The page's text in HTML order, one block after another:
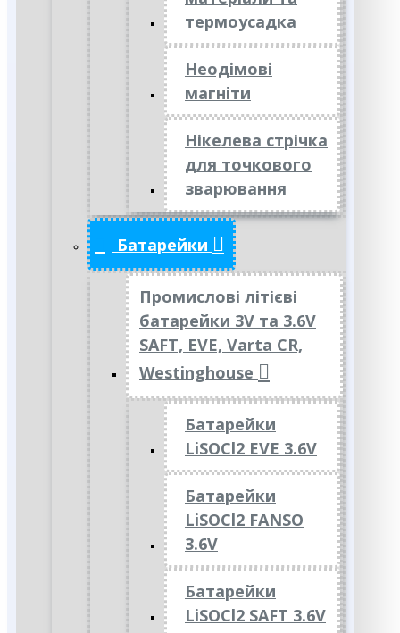
термоусадка
Неодімові
магніти
Нікелева стрічка
для точкового
зварювання
Батарейки
Промислові літієві
батарейки 3V та 3.6V
SAFT, EVE, Varta CR,
Westinghouse
Батарейки
LiSOCl2 EVE 3.6V
Батарейки
LiSOCl2 FANSO
3.6V
Батарейки
LiSOCl2 SAFT 3.6V